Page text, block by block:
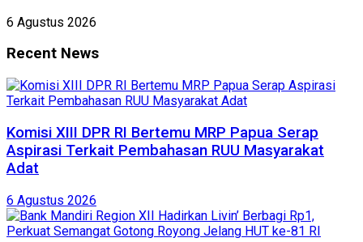
6 Agustus 2026
Recent News
Komisi XIII DPR RI Bertemu MRP Papua Serap
Aspirasi Terkait Pembahasan RUU Masyarakat
Adat
6 Agustus 2026